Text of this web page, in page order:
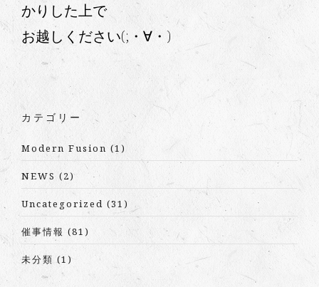
かりした上で
お越しください(;・∀・)
カテゴリー
Modern Fusion (1)
NEWS (2)
Uncategorized (31)
催事情報 (81)
未分類 (1)